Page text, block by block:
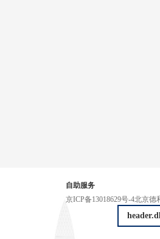
自助服务
京ICP备13018629号-4北京德